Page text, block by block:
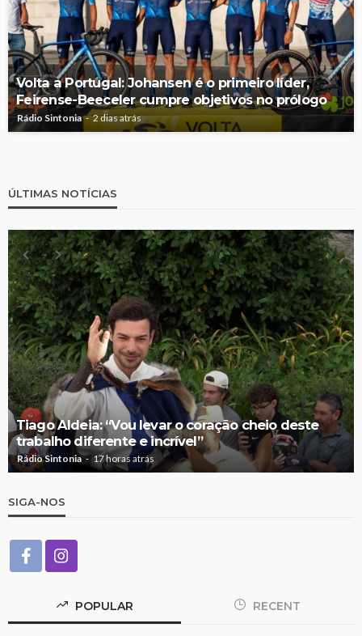
Volta a Portugal: Johansen é o primeiro líder,
Feirense-Beeceler cumpre objetivos no prólogo
Rádio Sintonia 2 dias atrás
ÚLTIMAS NOTÍCIAS
Tiago Aldeia: “Vou levar o coração cheio deste
trabalho diferente e incrível”
Rádio Sintonia 17 horas atrás
SIGA-NOS
POPULAR RECENT